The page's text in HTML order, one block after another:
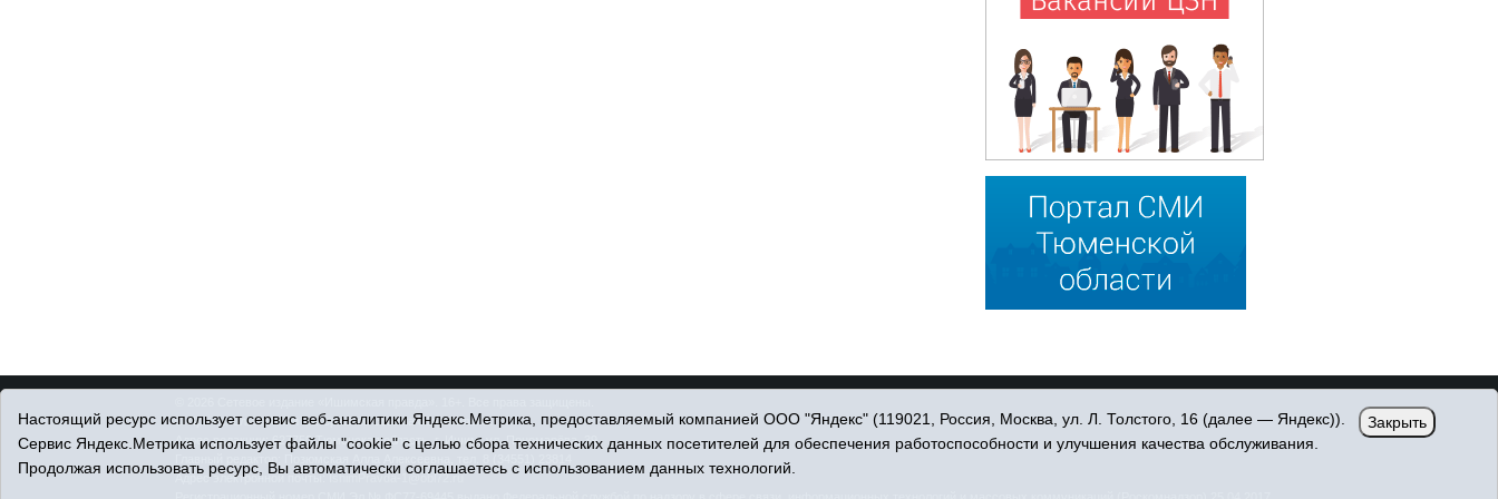
© При использовании материалов ссылка обязательна.
Адрес редакции: 627750 Тюменская область, г. Ишим, ул. Пономарёва, 39.
Адрес электронной почты:IshimPravda-1@obl72.ru
Настоящий ресурс использует сервис веб-аналитики Яндекс.Метрика, предоставляемый компанией ООО "Яндекс" (119021, Россия, Москва, ул. Л. Толстого, 16 (далее — Яндекс)).
Сервис Яндекс.Метрика использует файлы "cookie" с целью сбора технических данных посетителей для обеспечения работоспособности и улучшения качества обслуживания.
Продолжая использовать ресурс, Вы автоматически соглашаетесь с использованием данных технологий.
Закрыть